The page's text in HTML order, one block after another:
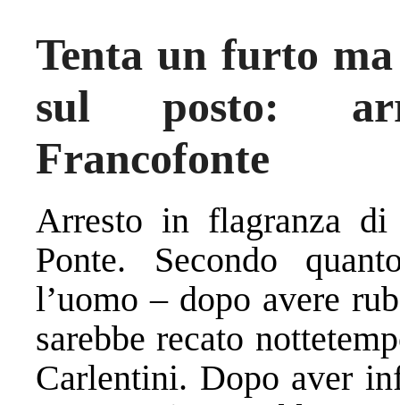
Tenta un furto
sul posto:
Francofonte
Arresto in flagranza
Ponte. Secondo
l’uomo – dopo avere
sarebbe recato
Carlentini. Dopo aver